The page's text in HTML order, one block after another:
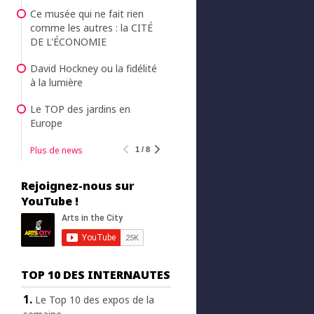
Ce musée qui ne fait rien
comme les autres : la CITÉ
DE L'ÉCONOMIE
David Hockney ou la fidélité
à la lumière
Le TOP des jardins en
Europe
Plus de news 1 / 8
Rejoignez-nous sur
YouTube !
TOP 10 DES INTERNAUTES
Le Top 10 des expos de la